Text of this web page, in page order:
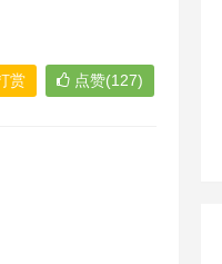
赏 点赞(127)